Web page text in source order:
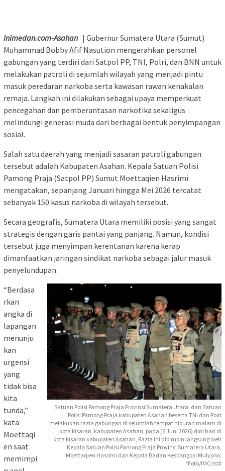
Inimedan.com-Asahan | Gubernur Sumatera Utara (Sumut)
Muhammad Bobby Afif Nasution mengerahkan personel
gabungan yang terdiri dari Satpol PP, TNI, Polri, dan BNN untuk
melakukan patroli di sejumlah wilayah yang menjadi pintu
masuk peredaran narkoba serta kawasan rawan kenakalan
remaja. Langkah ini dilakukan sebagai upaya memperkuat
pencegahan dan pemberantasan narkotika sekaligus
melindungi generasi muda dari berbagai bentuk penyimpangan
sosial.
Salah satu daerah yang menjadi sasaran patroli gabungan
tersebut adalah Kabupaten Asahan. Kepala Satuan Polisi
Pamong Praja (Satpol PP) Sumut Moettaqien Hasrimi
mengatakan, sepanjang Januari hingga Mei 2026 tercatat
sebanyak 150 kasus narkoba di wilayah tersebut.
Secara geografis, Sumatera Utara memiliki posisi yang sangat
strategis dengan garis pantai yang panjang. Namun, kondisi
tersebut juga menyimpan kerentanan karena kerap
dimanfaatkan jaringan sindikat narkoba sebagai jalur masuk
penyelundupan.
Satuan Polisi Pamong Praja Provinsi Sumatera Utara, dan Satuan
Polisi Pamong Praja kabupaten Asahan beserta TNI dan Polri
melakukan razia gabungan di sejumlah tempat hiburan malam di
kota kisaran, kabupaten Asahan, pada (6 Juni 2026) dini hari di
kota kisaran kabupaten Asahan, Razia ini dipimpin langsung oleh
Kepala Satuan Polisi Pamong Praja Provinsi Sumatera Utara,
Moettaqien Hasrimi dan Kepala Badan Kesbangpol Mulyono.
*Foto/IMC/Ist#
“Berdasa
rkan
angka di
lapangan
menunju
kan
urgensi
yang
tidak bisa
kita
tunda,”
kata
Moettaqi
en saat
memimpi